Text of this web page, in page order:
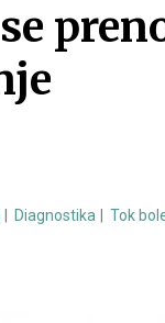
Diagnostika Tok